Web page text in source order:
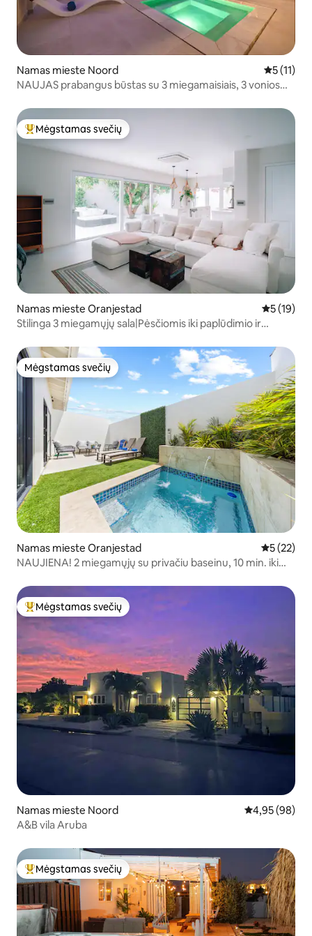
Namas mieste Noord Vidutinis
5 (11)
NAUJAS prabangus būstas su 3 miegamaisiais, 3 vonios
Svečių mėgstamiausias
Mėgstamas svečių
Namas mieste Oranjestad Vidutinis
5 (19)
Stilinga 3 miegamųjų sala|Pėsčiomis iki paplūdimio ir
Mėgstamas svečių
Mėgstamas svečių
Namas mieste Oranjestad Vidutinis
5 (22)
NAUJIENA! 2 miegamųjų su privačiu baseinu, 10 min. iki
Svečių mėgstamiausias
Mėgstamas svečių
Namas mieste Noord Vidutinis
4,95 (98)
A&B vila Aruba
Svečių mėgstamiausias
Mėgstamas svečių